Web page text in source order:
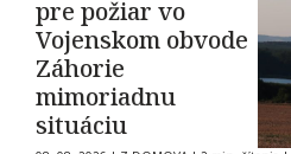
pre požiar vo
Vojenskom obvode
Záhorie
mimoriadnu
situáciu